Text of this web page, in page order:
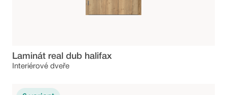
Laminát real dub halifax
Interiérové dveře